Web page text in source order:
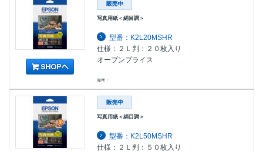
写真用紙＜絹目調＞
型番：K2L20MSHR
仕様：２Ｌ判：２０枚入り
オープンプライス
備考：
写真用紙＜絹目調＞
型番：K2L50MSHR
仕様：２Ｌ判：５０枚入り